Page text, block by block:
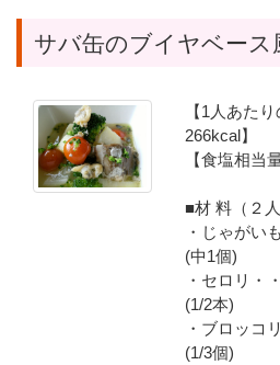
サバ缶のブイヤベース
【1人あた
266kcal】
【食塩相当
■材 料（２人
・じゃがい
(中1個)
・セロリ・
(1/2本)
・ブロッコ
(1/3個)